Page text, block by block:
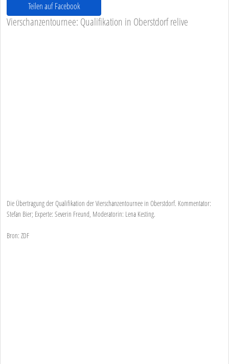
Teilen auf Facebook
Vierschanzentournee: Qualifikation in Oberstdorf relive
Die Übertragung der Qualifikation der Vierschanzentournee in Oberstdorf. Kommentator:
Stefan Bier; Experte: Severin Freund, Moderatorin: Lena Kesting.
Bron: ZDF